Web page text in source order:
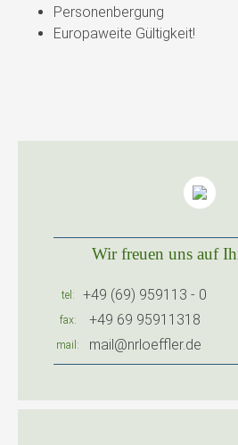
Personenbergung
Europaweite Gültigkeit!
Wir freuen uns auf
tel +49 (69) 959113 - 0
fax +49 69 95911318
mail mail@nrloeffler.de